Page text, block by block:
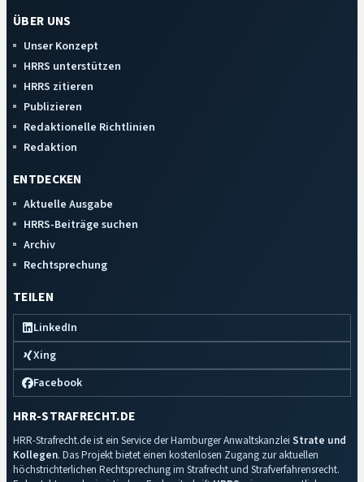
ÜBER UNS
Unser Konzept
HRRS unterstützen
HRRS zitieren
Publizieren
Redaktionelle Richtlinien
Redaktion
ENTDECKEN
Aktuelle Ausgabe
HRRS-Beiträge suchen
Archiv
Rechtsprechung
TEILEN
LinkedIn
Xing
Facebook
HRR-STRAFRECHT.DE
HRR-Strafrecht.de ist ein Service der Hamburger Anwaltskanzlei Strate und
Kollegen. Das Projekt bietet einen kostenlosen Zugang zur aktuellen
höchstrichterlichen Rechtsprechung im Strafrecht und Strafverfahrensrecht.